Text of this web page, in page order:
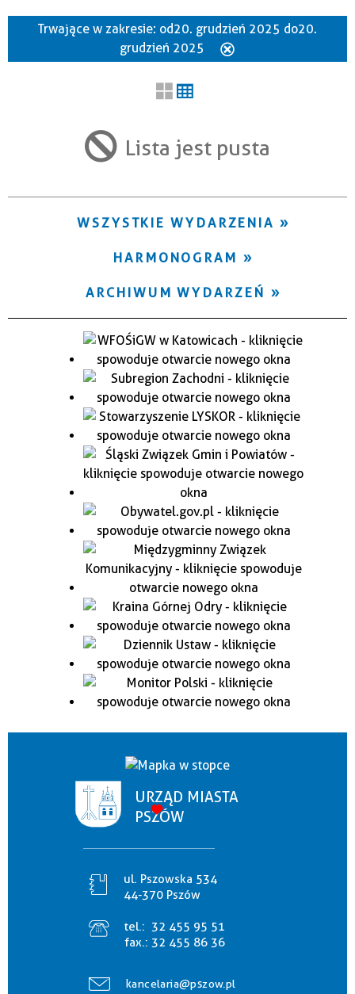
Szukana fraza
Trwające w zakresie
Trwające w zakresie: od 20. grudzień 2025 do 20.
grudzień 2025
Lista jest pusta
WSZYSTKIE WYDARZENIA
HARMONOGRAM
ARCHIWUM WYDARZEŃ
URZĄD MIASTA
PSZÓW
ul. Pszowska 534
44-370 Pszów
tel.: 32 455 95 51
fax.: 32 455 86 36
kancelaria@pszow.pl